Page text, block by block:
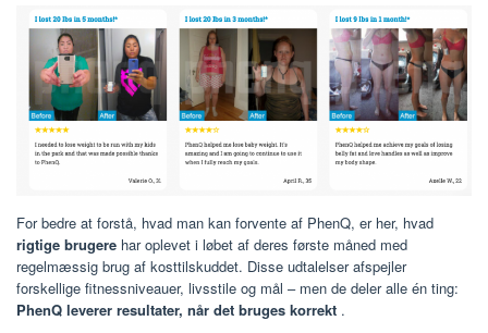
For bedre at forstå, hvad man kan forvente af PhenQ, er her, hvad
rigtige brugere har oplevet i løbet af deres første måned med
regelmæssig brug af kosttilskuddet. Disse udtalelser afspejler
forskellige fitnessniveauer, livsstile og mål – men de deler alle én ting:
PhenQ leverer resultater, når det bruges korrekt .